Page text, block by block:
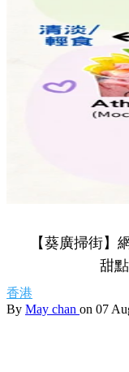
【葵廣掃街】
甜
香港
By May chan on 07